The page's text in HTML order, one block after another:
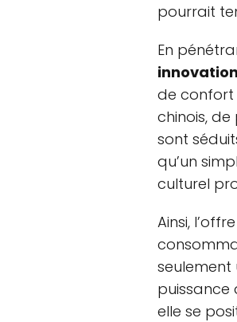
pourrait
En
innovation
de confort
chinois,
sont
qu’un
culturel
Ainsi,
seulement
puissance
elle se